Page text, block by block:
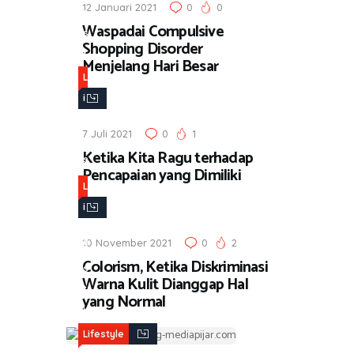
e
s
t
y
l
12 Januari 2021 0 0
Waspadai Compulsive
Shopping Disorder
Menjelang Hari Besar
L
i
e
s
t
y
l
e
7 Juli 2021 0 1
Ketika Kita Ragu terhadap
Pencapaian yang Dimiliki
L
i
e
s
t
y
l
10 November 2021 0 2
Colorism, Ketika Diskriminasi
Warna Kulit Dianggap Hal
yang Normal
Lifestyle